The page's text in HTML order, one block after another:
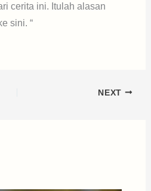
cerita ini. Itulah alasan
sini. “
NEXT